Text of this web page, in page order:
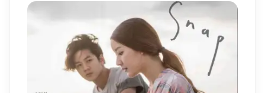
ต่อ
ของ
เปลือก
ใน
หอย